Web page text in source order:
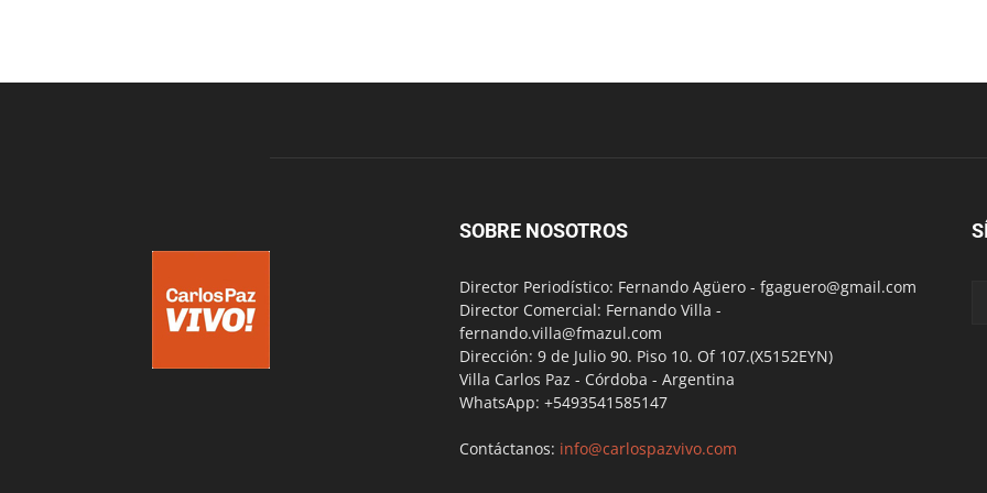
SOBRE NOSOTROS
Director Periodístico: Fernando Agüero - fgaguero@gmail.com
Director Comercial: Fernando Villa -
fernando.villa@fmazul.com
Dirección: 9 de Julio 90. Piso 10. Of 107.(X5152EYN)
Villa Carlos Paz - Córdoba - Argentina
WhatsApp: +5493541585147
Contáctanos: info@carlospazvivo.com